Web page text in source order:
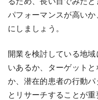
パフォーマンスが高い
にしましょう。
開業を検討している地
いあるか、ターゲット
か、潜在的患者の行動
とリサーチすることが重